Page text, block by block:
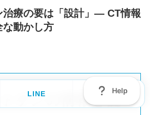
治療の要は「設計」— CT情報
な動かし方
ゲンの情報を使
LINE Ask